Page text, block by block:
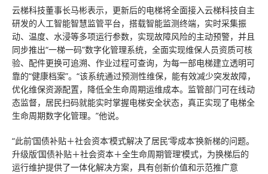
云梯科技董事长马彬表示，更新后的电梯将全面接入云梯科技自主
研发的人工智能智慧监管平台，搭载智能监测终端，实时采集振
动、温度、水浸等多项运行参数，实现故障风险的主动预警，并且
同步推出“一梯一码”数字化管理系统，全面实现维保人员资质可核
验、配件更换可追溯、作业过程可查询，为每一部电梯建立透明可
靠的“健康档案”。“该系统通过预测性维保，能有效减少突发故障，
优化维保资源配置，降低全生命周期运维成本。监管部门可在线动
态监督，居民扫码就能实时掌握电梯安全状态，真正实现了电梯全
生命周期数字化管理。”他说。
“此前‘国债补贴＋社会资本’模式解决了居民‘零成本’换新梯的问题。
升级版‘国债补贴＋社会资本＋全生命周期管理’模式，为换梯后的
运行维护提供了一体化解决方案，具有创新价值和示范推广意